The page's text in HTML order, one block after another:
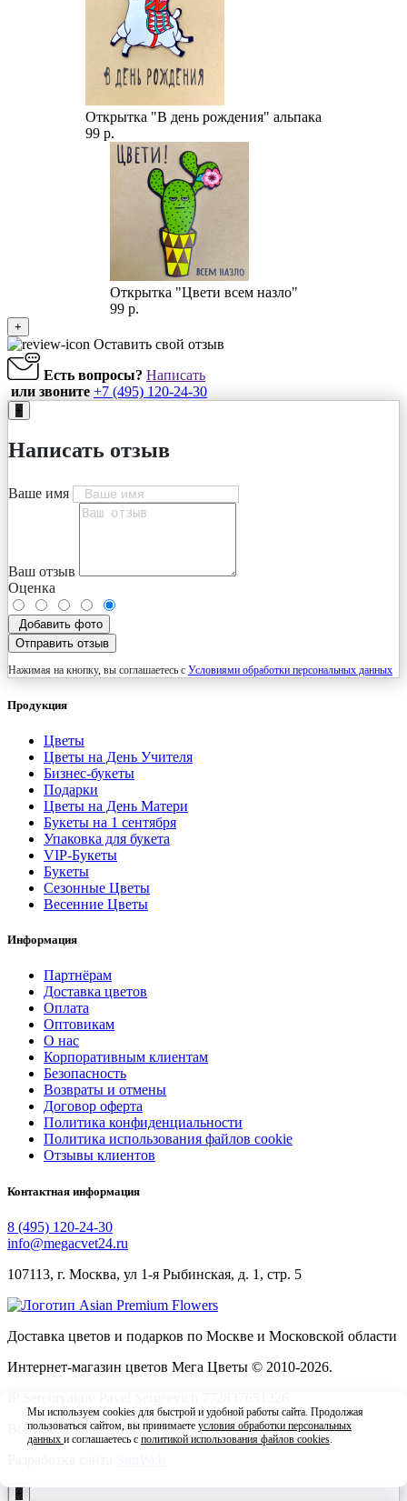
Открытка "В день рождения" альпака
99 р.
Открытка "Цвети всем назло"
99 р.
+
Оставить свой отзыв
Есть вопросы? Написать
или звоните +7 (495) 120-24-30
+
Написать отзыв
Ваше имя
Ваш отзыв
Оценка
Добавить фото
Отправить отзыв
Нажимая на кнопку, вы соглашаетесь с Условиями обработки персональных данных
Продукция
Цветы
Цветы на День Учителя
Бизнес-букеты
Подарки
Цветы на День Матери
Букеты на 1 сентября
Упаковка для букета
VIP-Букеты
Букеты
Сезонные Цветы
Весенние Цветы
Информация
Партнёрам
Доставка цветов
Оплата
Оптовикам
О нас
Корпоративным клиентам
Безопасность
Возвраты и отмены
Договор оферта
Политика конфиденциальности
Политика использования файлов cookie
Отзывы клиентов
Контактная информация
8 (495) 120-24-30
info@megacvet24.ru
107113, г. Москва, ул 1-я Рыбинская, д. 1, стр. 5
Доставка цветов и подарков по Москве и Московской области
Интернет-магазин цветов Мега Цветы © 2010-2026.
Все права защищены
Мы используем cookies для быстрой и удобной работы сайта. Продолжая
пользоваться сайтом, вы принимаете условия обработки персональных
данных и соглашаетесь с политикой использования файлов cookies.
+